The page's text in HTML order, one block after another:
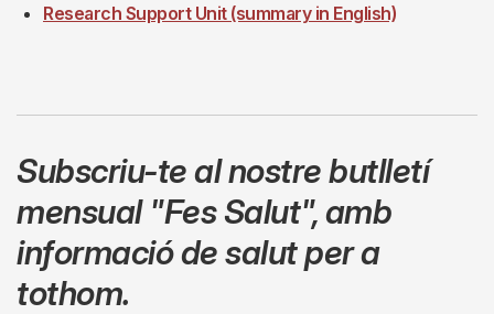
Research Support Unit (summary in English)
Subscriu-te al nostre butlletí
mensual "Fes Salut",amb
informació de salut per a
tothom.